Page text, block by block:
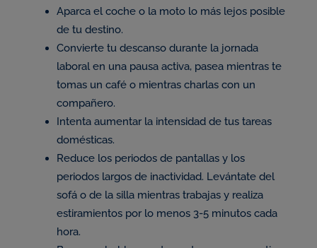
Aparca el coche o la moto lo más lejos posible
de tu destino.
Convierte tu descanso durante la jornada
laboral en una pausa activa, pasea mientras te
tomas un café o mientras charlas con un
compañero.
Intenta aumentar la intensidad de tus tareas
domésticas.
Reduce los periodos de pantallas y los
periodos largos de inactividad. Levántate del
sofá o de la silla mientras trabajas y realiza
estiramientos por lo menos 3-5 minutos cada
hora.